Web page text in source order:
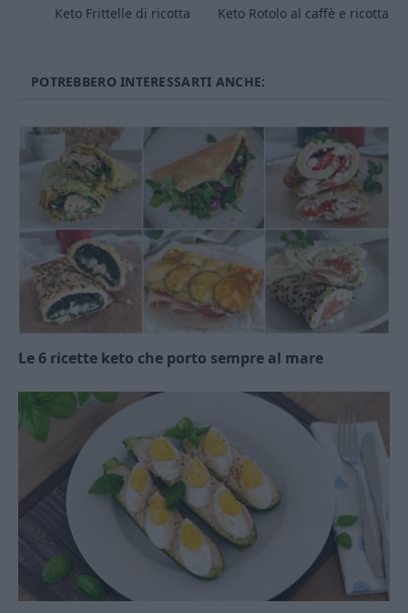
Keto Frittelle di ricotta Keto Rotolo al caffè e ricotta
POTREBBERO INTERESSARTI ANCHE:
Le 6 ricette keto che porto sempre al mare